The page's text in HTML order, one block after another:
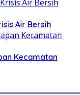
Air Bersih
Kecamatan